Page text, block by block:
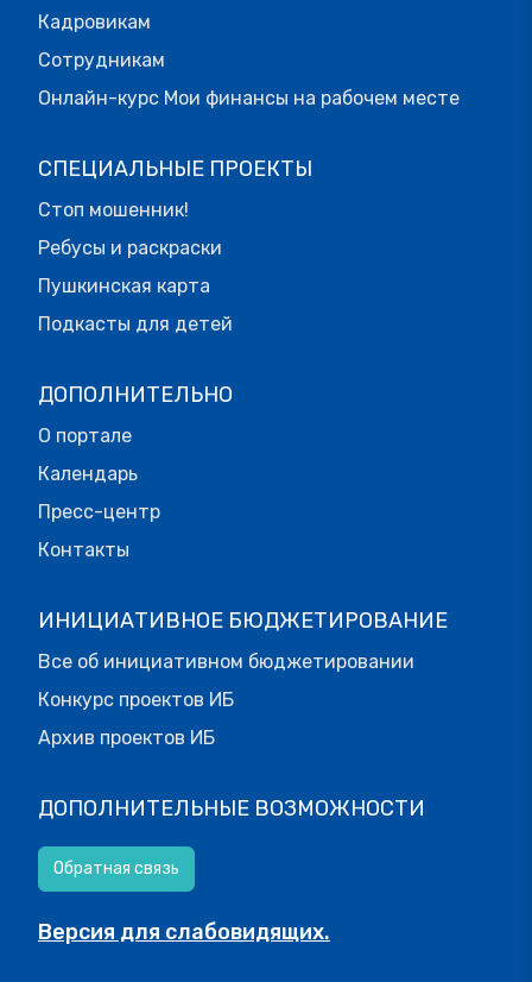
Кадровикам
Сотрудникам
Онлайн-курс Мои финансы на рабочем месте
СПЕЦИАЛЬНЫЕ ПРОЕКТЫ
Стоп мошенник!
Ребусы и раскраски
Пушкинская карта
Подкасты для детей
ДОПОЛНИТЕЛЬНО
О портале
Календарь
Пресс-центр
Контакты
ИНИЦИАТИВНОЕ БЮДЖЕТИРОВАНИЕ
Все об инициативном бюджетировании
Конкурс проектов ИБ
Архив проектов ИБ
ДОПОЛНИТЕЛЬНЫЕ ВОЗМОЖНОСТИ
Обратная связь
Версия для слабовидящих.